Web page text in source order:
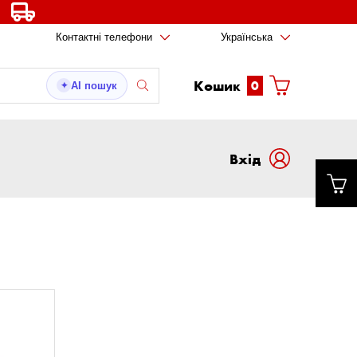
Контактні телефони Українська
✦ AI пошук Кошик 0
Вxід